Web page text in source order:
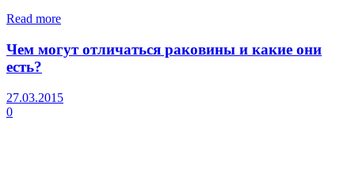
Read more
Чем могут отличаться раковины и какие они
есть?
27.03.2015
0